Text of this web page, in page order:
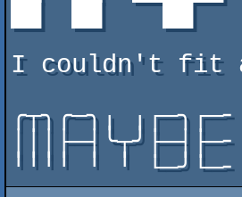
██  ██    ██
I couldn't fit
╭┬╮╭─╮╷
╵╵╵╵ ╵ ╵